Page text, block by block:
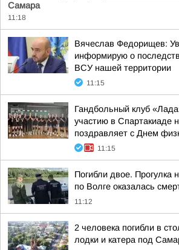
Самара
11:18
Вячеслав Федорищев:
информирую о
ВСУ нашей территории
11:15
Гандбольный клуб
участию в Спартакиаде
поздравляет с Днем
11:15
Погибли двое. Прогулка
по Волге оказалась
11:12
2 человека погибли в
лодки и катера под